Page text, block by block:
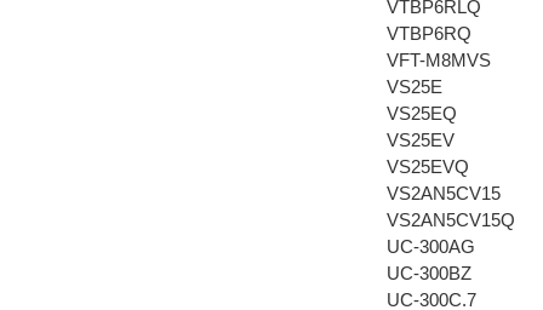
VTBP6RLQ
VTBP6RQ
VFT-M8MVS
VS25E
VS25EQ
VS25EV
VS25EVQ
VS2AN5CV15
VS2AN5CV15Q
UC-300AG
UC-300BZ
UC-300C.7